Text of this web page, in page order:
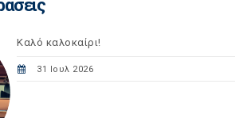
Καλό καλοκαίρι!
31 Ιουλ 2026